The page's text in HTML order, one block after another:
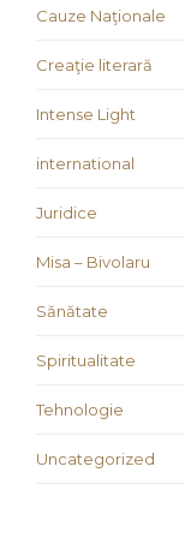
Cauze Naţionale
Creaţie literară
Intense Light
international
Juridice
Misa – Bivolaru
Sănătate
Spiritualitate
Tehnologie
Uncategorized